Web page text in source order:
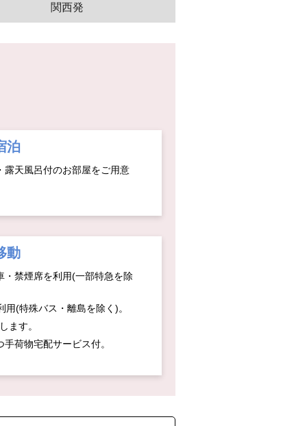
関西発
泊
露天風呂付のお部屋をご用意
動
・禁煙席を利用(一部特急を除
(特殊バス・離島を除く)。
ます。
荷物宅配サービス付。